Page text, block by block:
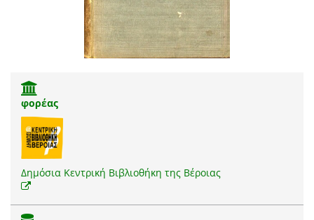
φορέας
Δημόσια Κεντρική Βιβλιοθήκη της Βέροιας